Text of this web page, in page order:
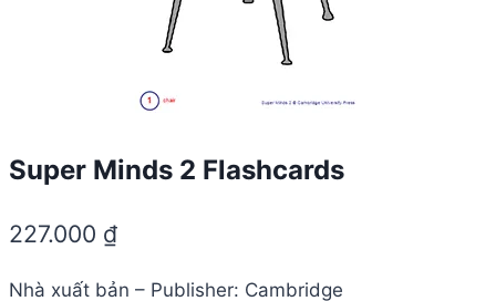
Super Minds 2 Flashcards
227.000 ₫
Nhà xuất bản – Publisher: Cambridge